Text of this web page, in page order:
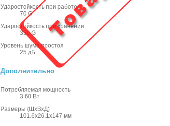
Ударостойкость при работе
70 G
Ударостойкость при хранении
350 G
Уровень шума простоя
25 дБ
Дополнительно
Потребляемая мощность
3.60 Вт
Размеры (ШхВхД)
101.6x26.1x147 мм